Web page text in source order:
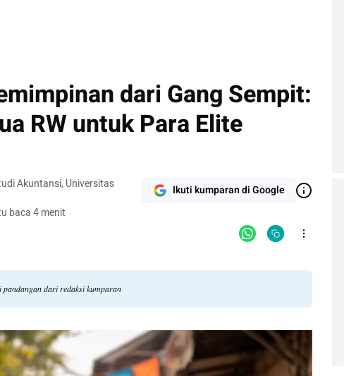
dari Gang Sempit:
RW untuk Para Elite
Akuntansi, Universitas
baca 4 menit
Ikuti kumparan di Google
dari redaksi kumparan